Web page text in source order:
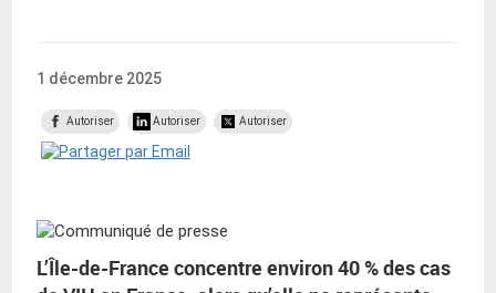
1 décembre 2025
Autoriser Autoriser Autoriser
L’Île-de-France concentre environ 40 % des cas